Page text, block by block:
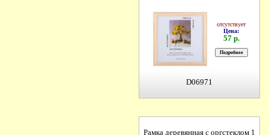
отсутствует
Цена:
57 р.
D06971
Рамка деревянная с оргстеклом 1